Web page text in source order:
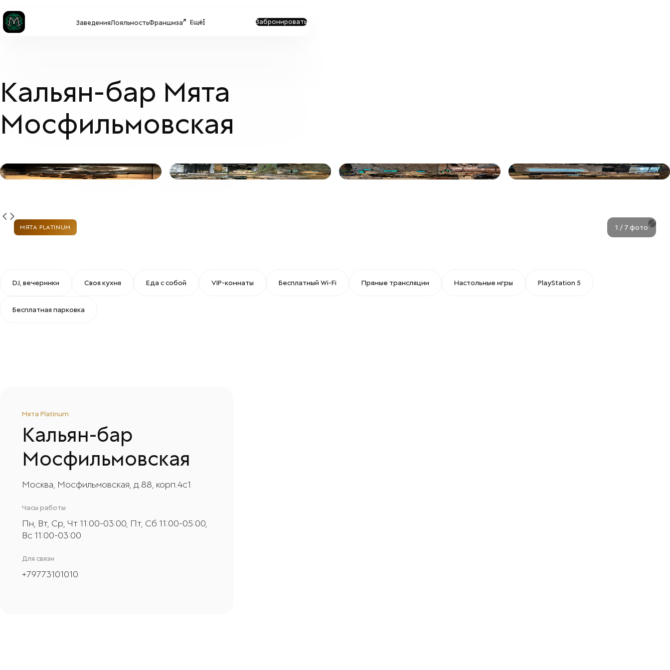
ЗаведенияЛояльностьФраншиза Ещё Забронировать
Кальян-бар Мята
Мосфильмовская
МЯТА PLATINUM
МЯТА PLATINUM 1 / 7 фото
DJ, вечеринки Своя куxня Еда с собой VIP-комнаты Бесплатный Wi-Fi Прямые трансляции Настольные игры PlayStation 5
Бесплатная парковка
Мята Platinum
Кальян-бар
Мосфильмовская
Москва, Мосфильмовская, д.88, корп.4с1
Часы работы
Пн, Вт, Ср, Чт 11:00-03:00, Пт, Сб 11:00-05:00,
Вс 11:00-03:00
Для связи
+79773101010